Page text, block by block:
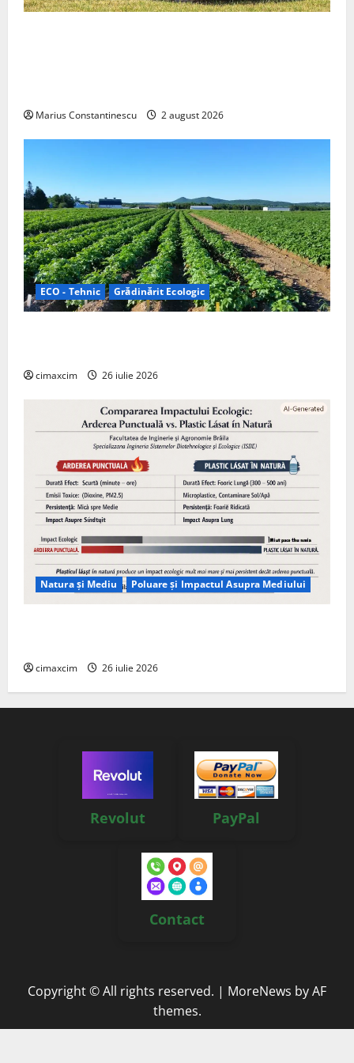
Marius Constantinescu 2 august 2026
ECO - Tehnic Grădinărit Ecologic
cimaxcim 26 iulie 2026
Natura și Mediu Poluare și Impactul Asupra Mediului
cimaxcim 26 iulie 2026
Revolut PayPal
Contact
Copyright © All rights reserved. | MoreNews by AF
themes.